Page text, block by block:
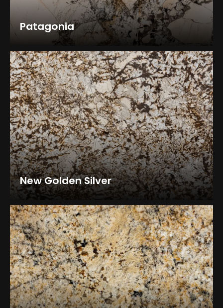
Patagonia
New Golden Silver